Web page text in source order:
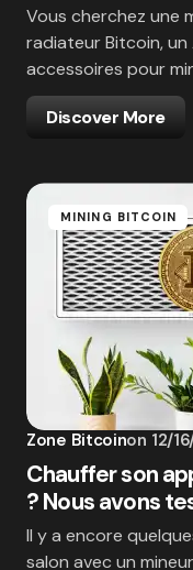
Vous cherchez une
radiateur Bitcoin,
accessoires pour
Discover More
MINING BITCOIN
Zone Bitcoinon 12/
Chauffer son
? Nous avons
Il y a encore
salon avec un